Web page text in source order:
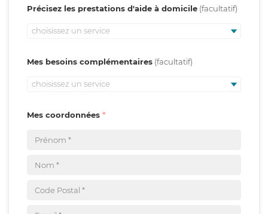
Précisez les prestations d'aide à domicile
choisissez un service
Mes besoins complémentaires
choisissez un service
Mes coordonnées